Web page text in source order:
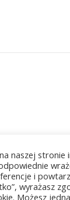
naszej
i
wyrażasz
Możesz